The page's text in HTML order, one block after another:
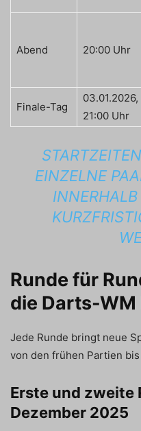
Abend 20:00 Uhr
Finale-Tag
03.01.2026,
21:00 Uhr
EINZELNE
Runde für
die Darts-WM
Jede Runde bringt neue
von den frühen Partien
Erste und zweite
Dezember 2025